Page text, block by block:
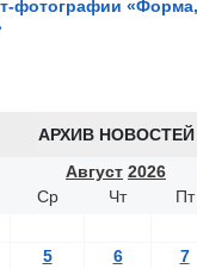
фотографии
АРХИВ НОВОСТЕЙ
Август 2026
Ср Чт Пт
5 6 7